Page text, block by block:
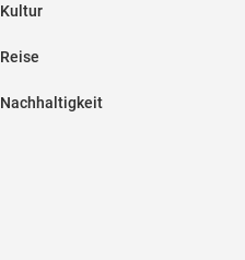
Kultur
Reise
Nachhaltigkeit